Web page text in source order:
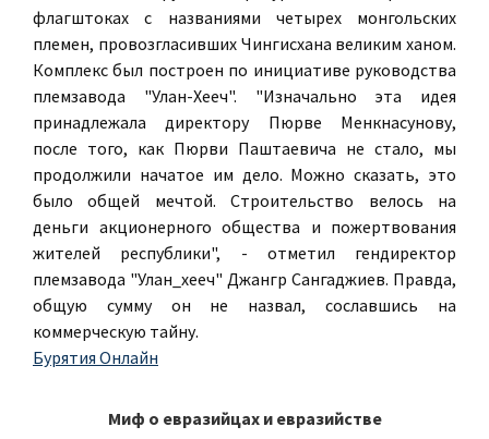
флагштоках с названиями четырех монгольских
племен, провозгласивших Чингисхана великим ханом.
Комплекс был построен по инициативе руководства
племзавода "Улан-Хееч". "Изначально эта идея
принадлежала директору Пюрве Менкнасунову,
после того, как Пюрви Паштаевича не стало, мы
продолжили начатое им дело. Можно сказать, это
было общей мечтой. Строительство велось на
деньги акционерного общества и пожертвования
жителей республики", - отметил гендиректор
племзавода "Улан_хееч" Джангр Сангаджиев. Правда,
общую сумму он не назвал, сославшись на
коммерческую тайну.
Бурятия Онлайн
Миф о евразийцах и евразийстве